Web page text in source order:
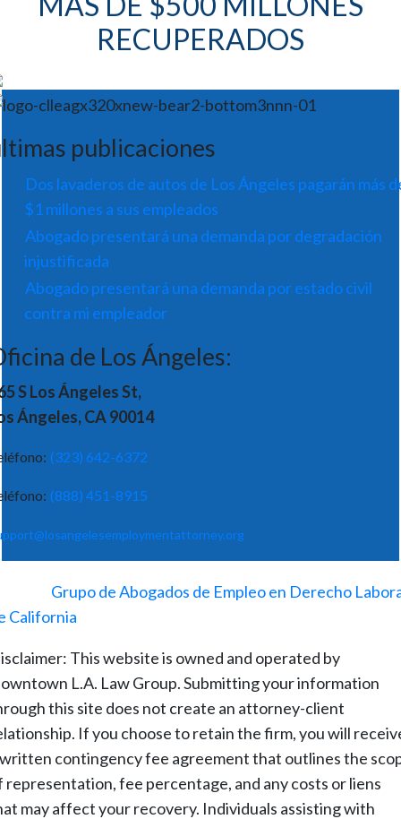
RECUPERADOS
publicaciones
Dos lavaderos de autos de Los Ángeles pagarán más
$1 millones a sus empleados
Abogado presentará una demanda por degradación
injustificada
Abogado presentará una demanda por estado civil
contra mi empleador
de Los Ángeles:
S Los Ángeles St,
Ángeles, CA 90014
(323) 642-6372
(888) 451-8915
Grupo de Abogados de Empleo en Derecho
California
This website is owned and operated by
L.A. Law Group. Submitting your information
this site does not create an attorney-client
If you choose to retain the firm, you will
contingency fee agreement that outlines the
representation, fee percentage, and any costs or liens
may affect your recovery. Individuals assisting with